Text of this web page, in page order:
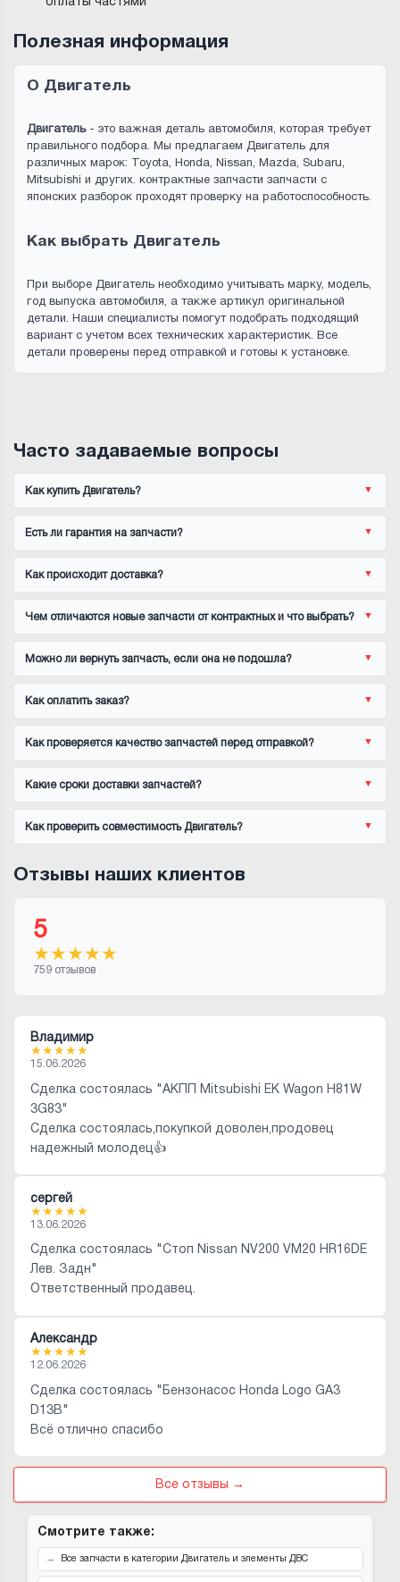
оплаты частями
Полезная информация
О Двигатель
Двигатель- это важная деталь автомобиля, которая требует
правильного подбора. Мы предлагаем Двигатель для
различных марок: Toyota, Honda, Nissan, Mazda, Subaru,
Mitsubishi и других. контрактные запчасти запчасти с
японских разборок проходят проверку на работоспособность.
Как выбрать Двигатель
При выборе Двигатель необходимо учитывать марку, модель,
год выпуска автомобиля, а также артикул оригинальной
детали. Наши специалисты помогут подобрать подходящий
вариант с учетом всех технических характеристик. Все
детали проверены перед отправкой и готовы к установке.
Часто задаваемые вопросы
Как купить Двигатель?
Есть ли гарантия на запчасти?
Как происходит доставка?
Чем отличаются новые запчасти от контрактных и что выбрать?
Можно ли вернуть запчасть, если она не подошла?
Как оплатить заказ?
Как проверяется качество запчастей перед отправкой?
Какие сроки доставки запчастей?
Как проверить совместимость Двигатель?
Отзывы наших клиентов
5
★★★★★
759 отзывов
Владимир
★★★★★
15.06.2026
Сделка состоялась "АКПП Mitsubishi EK Wagon H81W
3G83"
Сделка состоялась,покупкой доволен,продовец
надежный молодец👍
сергей
★★★★★
13.06.2026
Сделка состоялась "Стоп Nissan NV200 VM20 HR16DE
Лев. Задн"
Ответственный продавец.
Александр
★★★★★
12.06.2026
Сделка состоялась "Бензонасос Honda Logo GA3
D13B"
Всё отлично спасибо
Все отзывы →
Смотрите также:
Все запчасти в категории Двигатель и элементы ДВС